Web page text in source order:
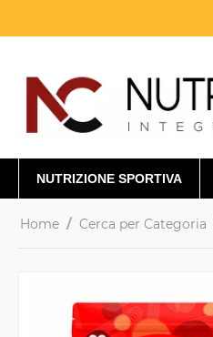
NUTRIZIONE SPORTIVA
Home / Cerca per Categoria